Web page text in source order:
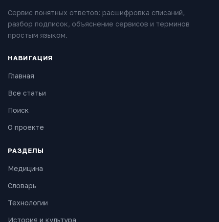
Сервис понятных ответов: расшифровка списаний,
разбор подписок, объяснение сервисов и терминов
простым языком.
НАВИГАЦИЯ
Главная
Все статьи
Поиск
О проекте
РАЗДЕЛЫ
Медицина
Словарь
Технологии
История и культура